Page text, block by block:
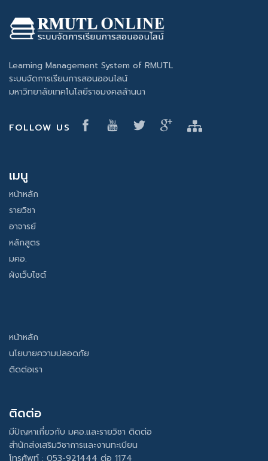
Learning Management System of RMUTL
ระบบจัดการเรียนการสอนออนไลน์
มหาวิทยาลัยเทคโนโลยีราชมงคลล้านนา
FOLLOW US
เมนู
หน้าหลัก
รายวิชา
อาจารย์
หลักสูตร
มคอ.
ผังเว็บไซต์
หน้าหลัก
นโยบายความปลอดภัย
ติดต่อเรา
ติดต่อ
มีปัญหาเกี่ยวกับ มคอ.และรายวิชา ติดต่อ
สำนักส่งเสริมวิชาการและงานทะเบียน
โทรศัพท์ : 053-921444 ต่อ 1174